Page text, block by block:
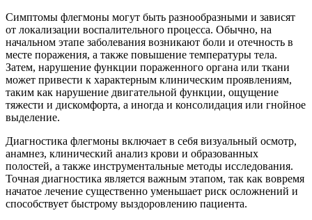
Симптомы флегмоны могут быть разнообразными и зависят
от локализации воспалительного процесса. Обычно, на
начальном этапе заболевания возникают боли и отечность в
месте поражения, а также повышение температуры тела.
Затем, нарушение функции пораженного органа или ткани
может привести к характерным клиническим проявлениям,
таким как нарушение двигательной функции, ощущение
тяжести и дискомфорта, а иногда и консолидация или гнойное
выделение.
Диагностика флегмоны включает в себя визуальный осмотр,
анамнез, клинический анализ крови и образованных
полостей, а также инструментальные методы исследования.
Точная диагностика является важным этапом, так как вовремя
начатое лечение существенно уменьшает риск осложнений и
способствует быстрому выздоровлению пациента.